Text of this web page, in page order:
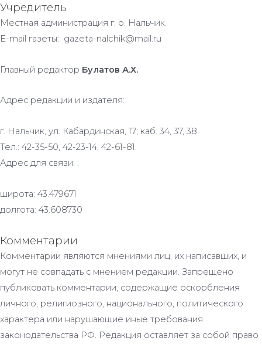
Учредитель
Местная администрация г. о. Нальчик.
E-mail газеты: gazeta-nalchik@mail.ru
Главный редактор Булатов А.Х.
Адрес редакции и издателя:
г. Нальчик, ул. Кабардинская, 17; каб. 34, 37, 38.
Тел.: 42-35-50, 42-23-14, 42-61-81.
Адрес для связи: .
широта: 43.479671
долгота: 43.608730
Комментарии
Комментарии являются мнениями лиц, их написавших, и
могут не совпадать с мнением редакции. Запрещено
публиковать комментарии, содержащие оскорбления
личного, религиозного, национального, политического
характера или нарушающие иные требования
законодательства РФ. Редакция оставляет за собой право